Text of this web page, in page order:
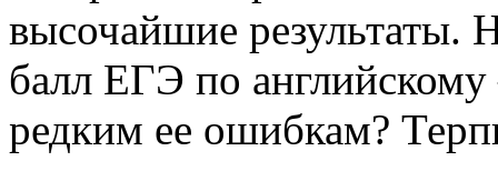
высочайшие результаты.
балл ЕГЭ по
редким ее ошибкам?